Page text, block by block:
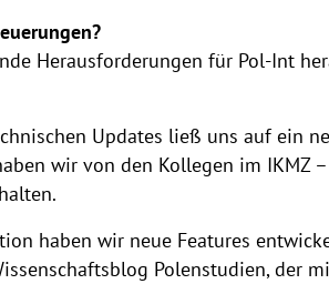
Herausforderungen für Pol-Int
Updates ließ uns auf ein
wir von den Kollegen im IKMZ
haben wir neue Features
Polenstudien, der